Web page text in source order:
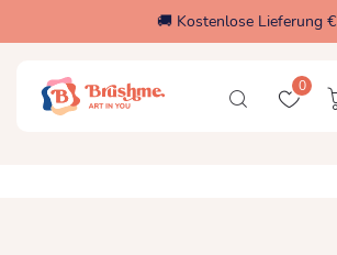
🚚 Kostenlose Lieferung €
0